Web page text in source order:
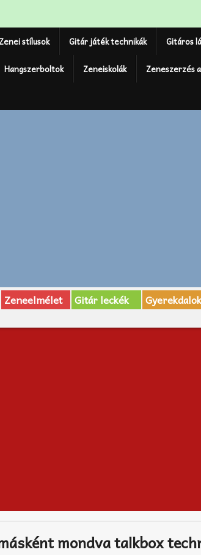
Zenei stílusok Gitár játék technikák Gitáros
Hangszerboltok Zeneiskolák Zeneszerzés
Zeneelmélet Gitár leckék Gyerekdalok
mondva talkbox